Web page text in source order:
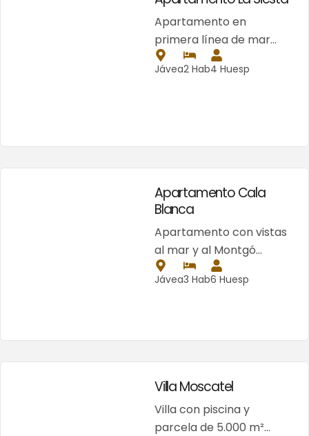
Apartamento en
primera línea de mar…
Jávea2 Hab4 Huesp
Apartamento Cala
Blanca
Apartamento con vistas
al mar y al Montgó…
Jávea3 Hab6 Huesp
Villa Moscatel
Villa con piscina y
parcela de 5.000 m²…